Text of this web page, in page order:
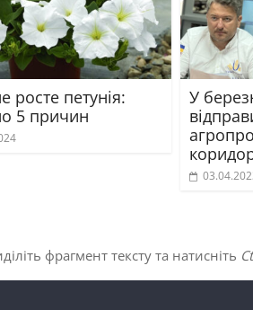
росте петунія:
5 причин
У
фрагмент тексту та натисніть